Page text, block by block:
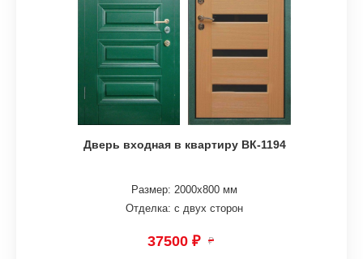
Дверь входная в квартиру ВК-1194
Размер: 2000х800 мм
Отделка: с двух сторон
37500 ₽ ₽